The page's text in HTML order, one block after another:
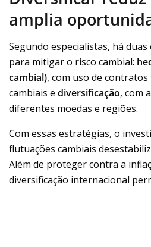
amplia
Segundo especialistas, há
para mitigar o risco cambial:
cambial), com uso de
cambiais e diversificação, com
diferentes moedas e regiões.
Com essas estratégias, o
flutuações cambiais
Além de proteger contra a
diversificação internacional